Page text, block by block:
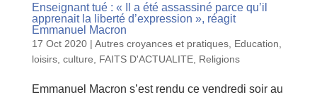
Enseignant tué : « Il a été assassiné parce qu’il
apprenait la liberté d’expression », réagit
Emmanuel Macron
17 Oct 2020| Autres croyances et pratiques, Education,
loisirs, culture
FAITS D'ACTUALITE, Religions
Emmanuel Macron s’est rendu ce vendredi soir au